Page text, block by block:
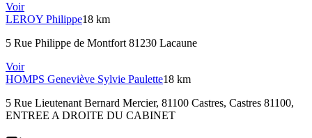
Voir
LEROY Philippe18 km
5 Rue Philippe de Montfort 81230 Lacaune
Voir
HOMPS Geneviève Sylvie Paulette18 km
5 Rue Lieutenant Bernard Mercier, 81100 Castres, Castres 81100,
ENTREE A DROITE DU CABINET